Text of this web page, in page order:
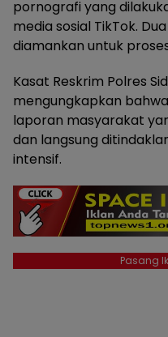
pornografi yang
media sosial TikTok.
diamankan untuk
Kasat Reskrim Polres
mengungkapkan
laporan masyarakat
dan langsung
intensif.
Pasang